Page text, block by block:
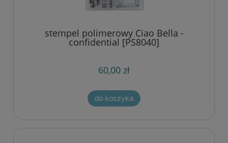
stempel polimerowy Ciao Bella -
confidential [PS8040]
60,00 zł
do koszyka